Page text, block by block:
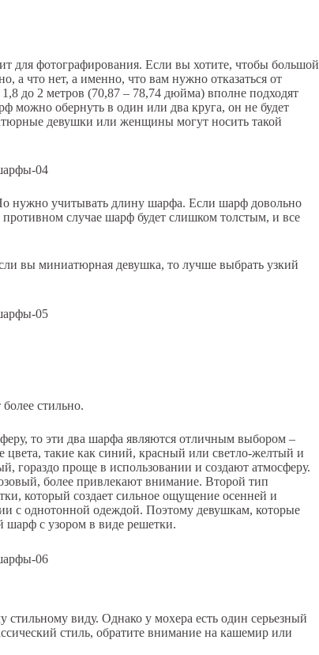
для фотографирования. Если вы хотите, чтобы большой
что нет, а именно, что вам нужно отказаться от
до 2 метров (70,87 – 78,74 дюйма) вполне подходят
можно обернуть в один или два круга, он не будет
девушки или женщины могут носить такой
нужно учитывать длину шарфа. Если шарф довольно
случае шарф будет слишком толстым, и все
вы миниатюрная девушка, то лучше выбрать узкий
стильно.
то эти два шарфа являются отличным выбором –
такие как синий, красный или светло-желтый и
гораздо проще в использовании и создают атмосферу.
более привлекают внимание. Второй тип
который создает сильное ощущение осенней и
с однотонной одеждой. Поэтому девушкам, которые
шарф с узором в виде решетки.
виду. Однако у мохера есть один серьезный
стиль, обратите внимание на кашемир или